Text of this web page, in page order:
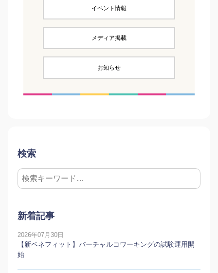
イベント情報
メディア掲載
お知らせ
検索
新着記事
2026年07月30日
【新ベネフィット】バーチャルコワーキングの試験運用開
始